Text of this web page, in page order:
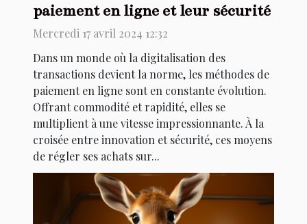
paiement en ligne et leur sécurité
Mercredi 17 avril 2024 12:32
Dans un monde où la digitalisation des
transactions devient la norme, les méthodes de
paiement en ligne sont en constante évolution.
Offrant commodité et rapidité, elles se
multiplient à une vitesse impressionnante. À la
croisée entre innovation et sécurité, ces moyens
de régler ses achats sur...